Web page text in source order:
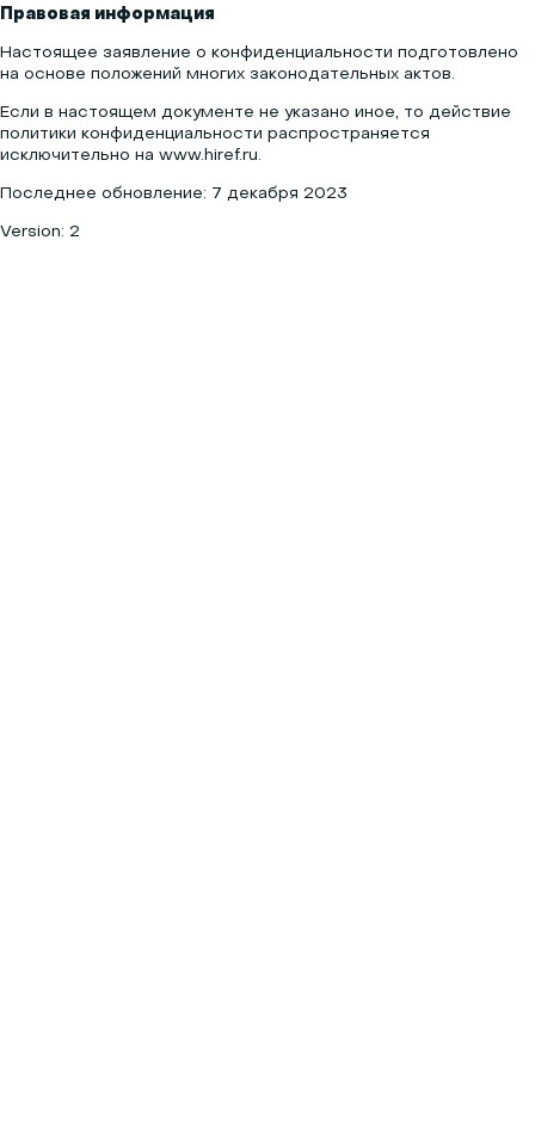
Правовая информация
Настоящее заявление о конфиденциальности подготовлено
на основе положений многих законодательных актов.
Если в настоящем документе не указано иное, то действие
политики конфиденциальности распространяется
исключительно на www.hiref.ru.
Последнее обновление: 7 декабря 2023
Version: 2